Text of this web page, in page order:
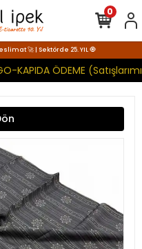
🚀 | Sektörde 25. YIL 🧿
ÖDEME
0